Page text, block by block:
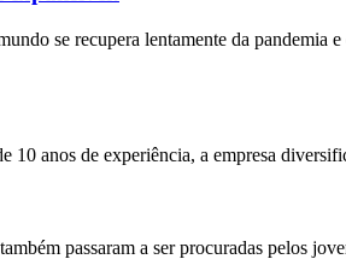
se recupera lentamente da pandemia e
anos de experiência, a empresa
passaram a ser procuradas pelos